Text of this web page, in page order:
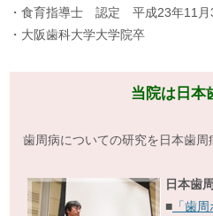
・食育指導士 認定 平成23年11月
・大阪歯科大学大学院卒
当院は日本
歯周病についての研究を日本歯
日本歯
■ 「歯